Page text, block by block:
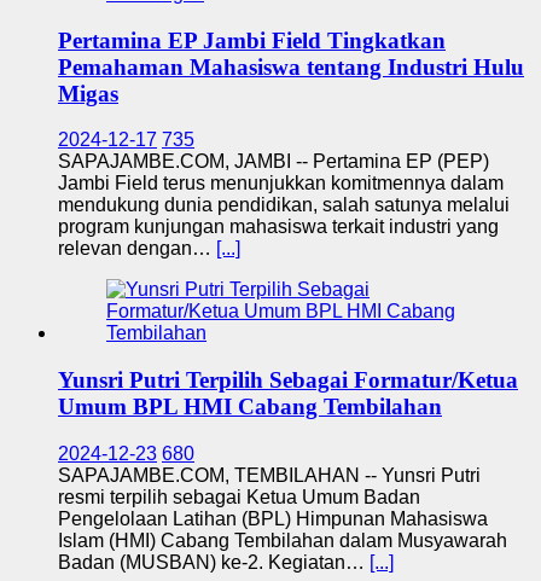
Pertamina EP Jambi Field Tingkatkan
Pemahaman Mahasiswa tentang Industri Hulu
Migas
2024-12-17 735
SAPAJAMBE.COM, JAMBI -- Pertamina EP (PEP)
Jambi Field terus menunjukkan komitmennya dalam
mendukung dunia pendidikan, salah satunya melalui
program kunjungan mahasiswa terkait industri yang
relevan dengan… [...]
Yunsri Putri Terpilih Sebagai Formatur/Ketua
Umum BPL HMI Cabang Tembilahan
2024-12-23 680
SAPAJAMBE.COM, TEMBILAHAN -- Yunsri Putri
resmi terpilih sebagai Ketua Umum Badan
Pengelolaan Latihan (BPL) Himpunan Mahasiswa
Islam (HMI) Cabang Tembilahan dalam Musyawarah
Badan (MUSBAN) ke-2. Kegiatan… [...]